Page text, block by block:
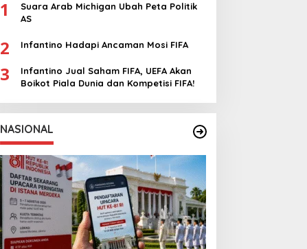
1
Suara Arab Michigan Ubah Peta Politik
AS
2 Infantino Hadapi Ancaman Mosi FIFA
3
Infantino Jual Saham FIFA, UEFA Akan
Boikot Piala Dunia dan Kompetisi FIFA!
NASIONAL